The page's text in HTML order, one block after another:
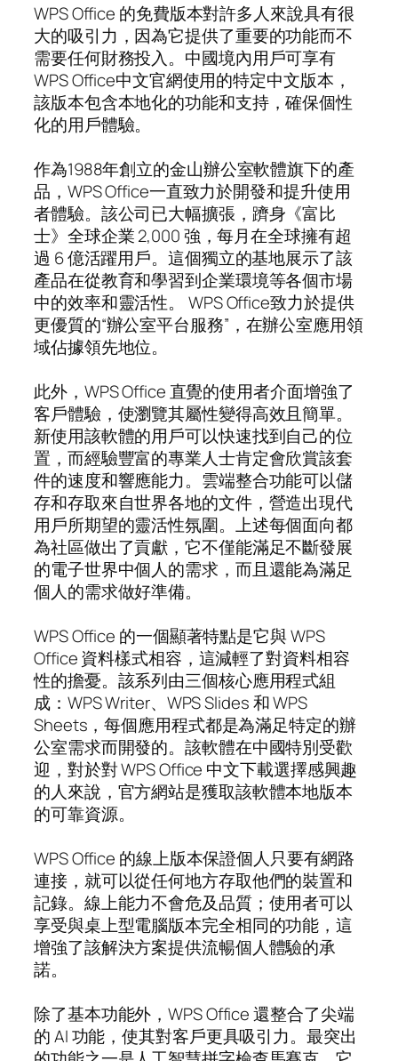
WPS Office 的免費版本對許多人來說具有很
大的吸引力，因為它提供了重要的功能而不
需要任何財務投入。中國境內用戶可享有
WPS Office中文官網使用的特定中文版本，
該版本包含本地化的功能和支持，確保個性
化的用戶體驗。
作為1988年創立的金山辦公室軟體旗下的產
品，WPS Office一直致力於開發和提升使用
者體驗。該公司已大幅擴張，躋身《富比
士》全球企業 2,000 強，每月在全球擁有超
過 6 億活躍用戶。這個獨立的基地展示了該
產品在從教育和學習到企業環境等各個市場
中的效率和靈活性。 WPS Office致力於提供
更優質的“辦公室平台服務”，在辦公室應用領
域佔據領先地位。
此外，WPS Office 直覺的使用者介面增強了
客戶體驗，使瀏覽其屬性變得高效且簡單。
新使用該軟體的用戶可以快速找到自己的位
置，而經驗豐富的專業人士肯定會欣賞該套
件的速度和響應能力。雲端整合功能可以儲
存和存取來自世界各地的文件，營造出現代
用戶所期望的靈活性氛圍。上述每個面向都
為社區做出了貢獻，它不僅能滿足不斷發展
的電子世界中個人的需求，而且還能為滿足
個人的需求做好準備。
WPS Office 的一個顯著特點是它與 WPS
Office 資料樣式相容，這減輕了對資料相容
性的擔憂。該系列由三個核心應用程式組
成：WPS Writer、WPS Slides 和 WPS
Sheets，每個應用程式都是為滿足特定的辦
公室需求而開發的。該軟體在中國特別受歡
迎，對於對 WPS Office 中文下載選擇感興趣
的人來說，官方網站是獲取該軟體本地版本
的可靠資源。
WPS Office 的線上版本保證個人只要有網路
連接，就可以從任何地方存取他們的裝置和
記錄。線上能力不會危及品質；使用者可以
享受與桌上型電腦版本完全相同的功能，這
增強了該解決方案提供流暢個人體驗的承
諾。
除了基本功能外，WPS Office 還整合了尖端
的 AI 功能，使其對客戶更具吸引力。最突出